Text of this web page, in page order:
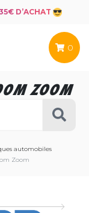
D’ACHAT
0
ZOOM
automobiles
Zoom